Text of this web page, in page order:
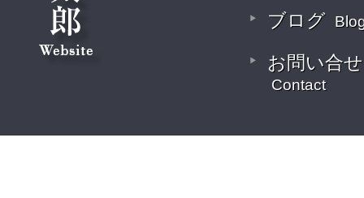
ブログ
お問い合せ
Contact